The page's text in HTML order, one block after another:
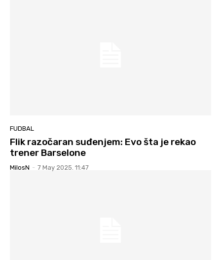
FUDBAL
Flik razočaran suđenjem: Evo šta je rekao
trener Barselone
MilosN - 7 May 2025. 11:47